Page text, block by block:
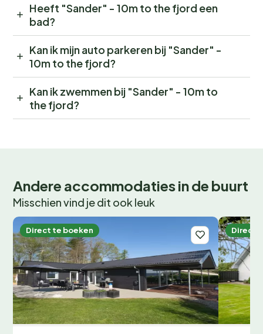
Heeft "Sander" - 10m to the fjord een
bad?
Kan ik mijn auto parkeren bij "Sander" -
10m to the fjord?
Kan ik zwemmen bij "Sander" - 10m to
the fjord?
Andere accommodaties in de buurt
Misschien vind je dit ook leuk
Direct te boeken Direct